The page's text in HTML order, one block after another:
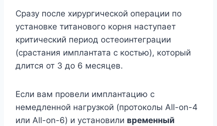
Сразу после хирургической операции по
установке титанового корня наступает
критический период остеоинтеграции
(срастания имплантата с костью), который
длится от 3 до 6 месяцев.
Если вам провели имплантацию с
немедленной нагрузкой (протоколы All-on-4
или All-on-6) и установили временный